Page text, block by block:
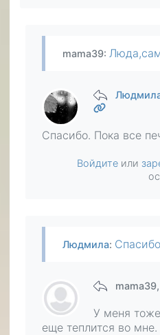
mama39: Люда,самое страшное остаться без поддержки
Спасибо. Пока все
Войдите или
Людмила: Спасибо.
mama39
У меня
еще теплится во мне.